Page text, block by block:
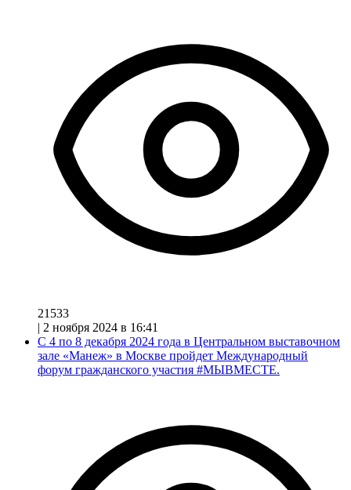
21533
| 2 ноября 2024 в 16:41
С 4 по 8 декабря 2024 года в Центральном выставочном
зале «Манеж» в Москве пройдет Международный
форум гражданского участия #МЫВМЕСТЕ.